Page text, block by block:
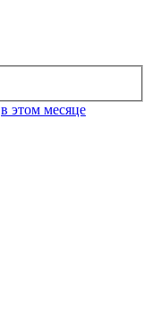
в этом месяце